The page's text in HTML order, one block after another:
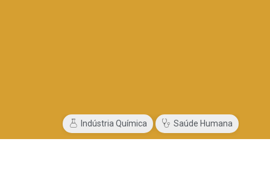
Indústria Química Saúde Humana